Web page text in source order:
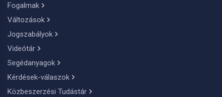
Fogalmak
Változások
Jogszabályok
Videótár
Segédanyagok
Kérdések-válaszok
Közbeszerzési Tudástár